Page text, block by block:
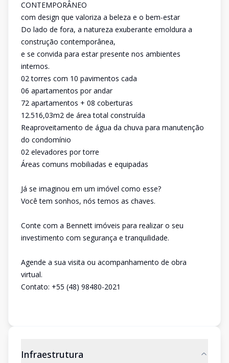
CONTEMPORÂNEO
com design que valoriza a beleza e o bem-estar
Do lado de fora, a natureza exuberante emoldura a
construção contemporânea,
e se convida para estar presente nos ambientes
internos.
02 torres com 10 pavimentos cada
06 apartamentos por andar
72 apartamentos + 08 coberturas
12.516,03m2 de área total construída
Reaproveitamento de água da chuva para manutenção
do condomínio
02 elevadores por torre
Áreas comuns mobiliadas e equipadas
Já se imaginou em um imóvel como esse?
Você tem sonhos, nós temos as chaves.
Conte com a Bennett imóveis para realizar o seu
investimento com segurança e tranquilidade.
Agende a sua visita ou acompanhamento de obra
virtual.
Contato: +55 (48) 98480-2021
Infraestrutura